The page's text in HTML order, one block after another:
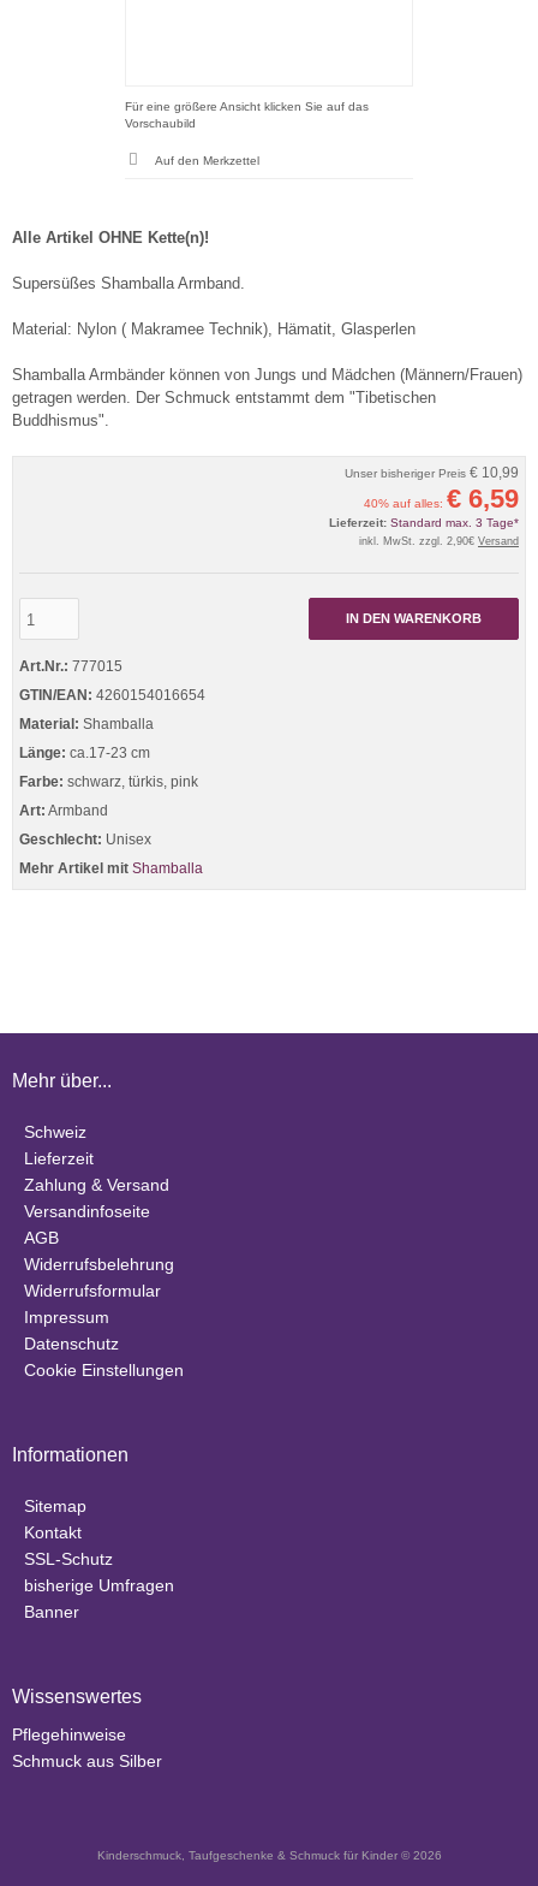
Für eine größere Ansicht klicken Sie auf das
Vorschaubild
Unser bisheriger Preis € 10,99
40% auf alles: € 6,59
Lieferzeit: Standard max. 3 Tage*
inkl. MwSt. zzgl. 2,90€ Versand
IN DEN WARENKORB
Art.Nr.: 777015
GTIN/EAN: 4260154016654
Material: Shamballa
Länge: ca.17-23 cm
Farbe: schwarz, türkis, pink
Art: Armband
Geschlecht: Unisex
Mehr Artikel mit Shamballa
Alle Artikel OHNE Kette(n)!
Supersüßes Shamballa Armband.
Material: Nylon ( Makramee Technik), Hämatit, Glasperlen
Shamballa Armbänder können von Jungs und Mädchen (Männern/Frauen)
getragen werden. Der Schmuck entstammt dem "Tibetischen
Buddhismus".
Mehr über...
Schweiz
Lieferzeit
Zahlung & Versand
Versandinfoseite
AGB
Widerrufsbelehrung
Widerrufsformular
Impressum
Datenschutz
Cookie Einstellungen
Informationen
Sitemap
Kontakt
SSL-Schutz
bisherige Umfragen
Banner
Wissenswertes
Pflegehinweise
Schmuck aus Silber
Kinderschmuck, Taufgeschenke & Schmuck für Kinder © 2026